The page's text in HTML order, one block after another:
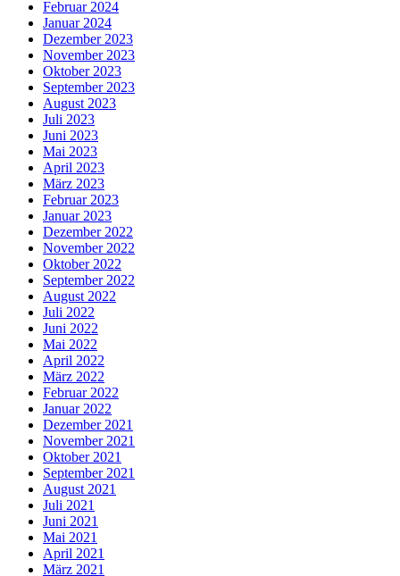
Februar 2024
Januar 2024
Dezember 2023
November 2023
Oktober 2023
September 2023
August 2023
Juli 2023
Juni 2023
Mai 2023
April 2023
März 2023
Februar 2023
Januar 2023
Dezember 2022
November 2022
Oktober 2022
September 2022
August 2022
Juli 2022
Juni 2022
Mai 2022
April 2022
März 2022
Februar 2022
Januar 2022
Dezember 2021
November 2021
Oktober 2021
September 2021
August 2021
Juli 2021
Juni 2021
Mai 2021
April 2021
März 2021